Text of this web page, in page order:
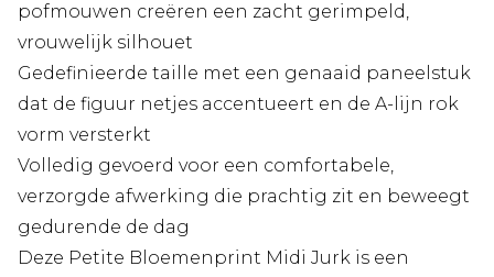
pofmouwen creëren een zacht gerimpeld,
vrouwelijk silhouet
Gedefinieerde taille met een genaaid paneelstuk
dat de figuur netjes accentueert en de A-lijn rok
vorm versterkt
Volledig gevoerd voor een comfortabele,
verzorgde afwerking die prachtig zit en beweegt
gedurende de dag
Deze Petite Bloemenprint Midi Jurk is een